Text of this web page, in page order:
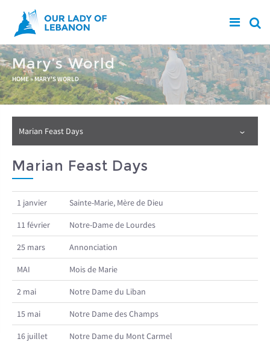
Skip to main content
Mary’s World
You are here
HOME» MARY'S WORLD
Marian Feast Days
Marian Feast Days
1 janvier Sainte-Marie, Mère de Dieu
11 février Notre-Dame de Lourdes
25 mars Annonciation
MAI Mois de Marie
2 mai Notre Dame du Liban
15 mai Notre Dame des Champs
16 juillet Notre Dame du Mont Carmel